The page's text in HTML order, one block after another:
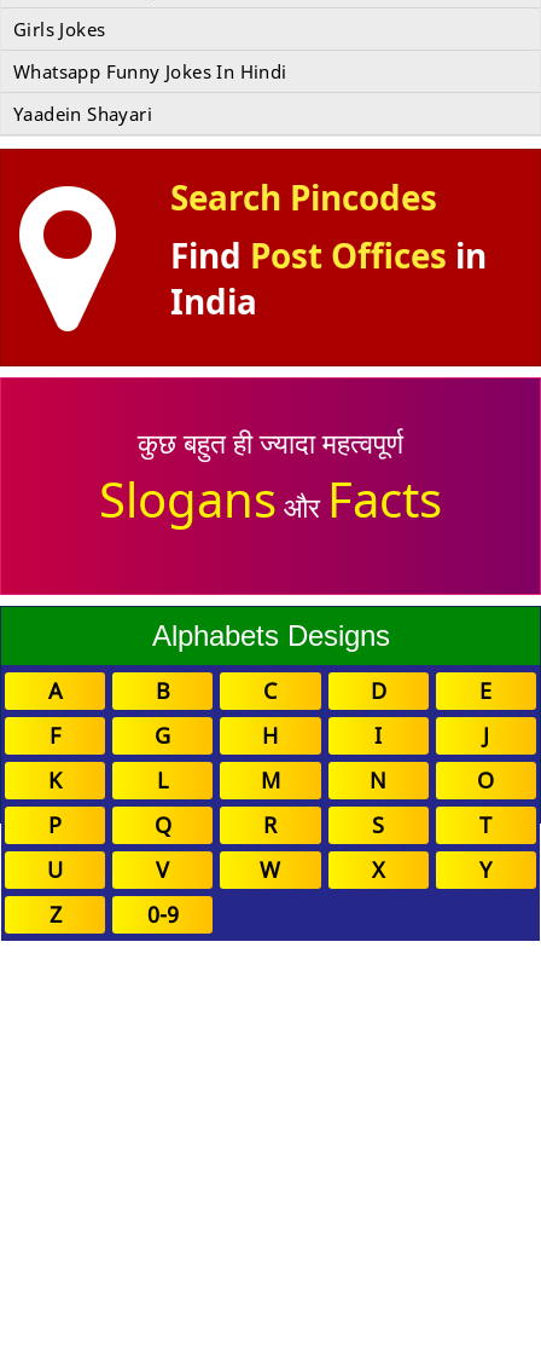
Girls Jokes
Whatsapp Funny Jokes In Hindi
Yaadein Shayari
Search Pincodes
Find Post Offices in
India
कुछ बहुत ही ज्यादा महत्वपूर्ण
Slogans और Facts
Alphabets Designs
A B C D
E
F
G H I
J
K
L M N
O
P
Q R S
T
U
V W X
Y
Z
0-9